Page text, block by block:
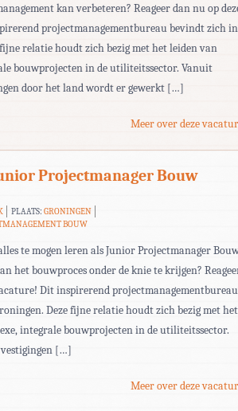
kan verbeteren? Reageer dan nu op
projectmanagementbureau bevindt zich in
relatie houdt zich bezig met het leiden van
bouwprojecten in de utiliteitssector. Vanuit
door het land wordt er gewerkt […]
Meer over deze
Projectmanager Bouw
PLAATS: GRONINGEN
BOUW
te mogen leren als Junior Projectmanager
het bouwproces onder de knie te krijgen?
Dit inspirerend projectmanagementbureau
Deze fijne relatie houdt zich bezig met het
integrale bouwprojecten in de utiliteitssector.
[…]
Meer over deze